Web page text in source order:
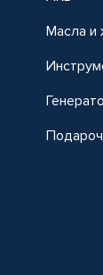
Масла и